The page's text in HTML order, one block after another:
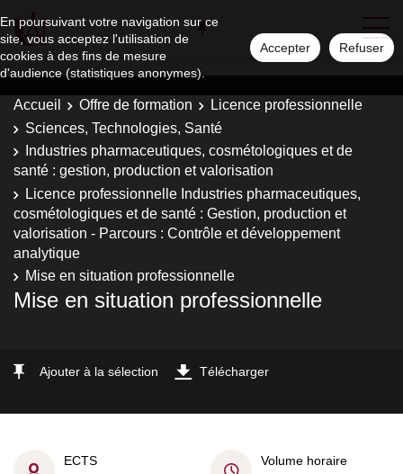
En poursuivant votre navigation sur ce
site, vous acceptez l'utilisation de
cookies à des fins de mesure
d'audience (statistiques anonymes).
Accepter Refuser
Accueil Offre de formation
Licence professionnelle
Sciences, Technologies, Santé
Industries pharmaceutiques, cosmétologiques et de
santé : gestion, production et valorisation
Licence professionnelle Industries pharmaceutiques,
cosmétologiques et de santé : Gestion, production et
valorisation - Parcours : Contrôle et développement
analytique
Mise en situation professionnelle
Mise en situation professionnelle
Ajouter à la sélection Télécharger
ECTS
Volume horaire